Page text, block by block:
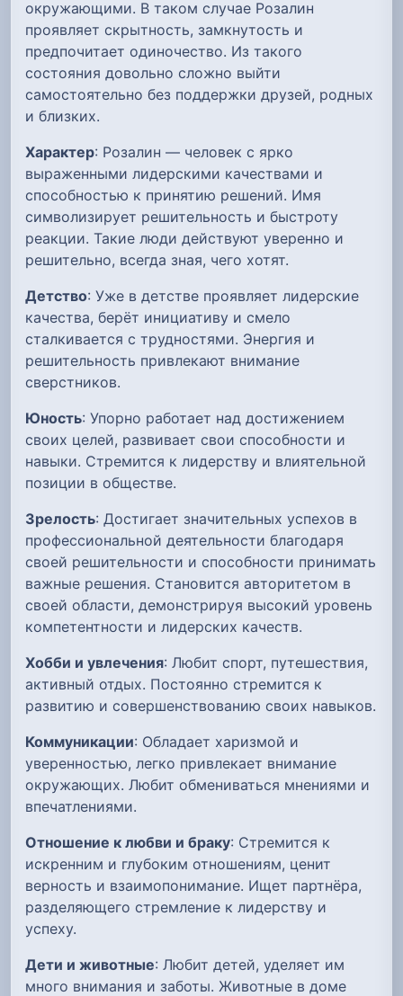
окружающими. В таком случае Розалин
проявляет скрытность, замкнутость и
предпочитает одиночество. Из такого
состояния довольно сложно выйти
самостоятельно без поддержки друзей, родных
и близких.
Характер: Розалин — человек с ярко
выраженными лидерскими качествами и
способностью к принятию решений. Имя
символизирует решительность и быстроту
реакции. Такие люди действуют уверенно и
решительно, всегда зная, чего хотят.
Детство: Уже в детстве проявляет лидерские
качества, берёт инициативу и смело
сталкивается с трудностями. Энергия и
решительность привлекают внимание
сверстников.
Юность: Упорно работает над достижением
своих целей, развивает свои способности и
навыки. Стремится к лидерству и влиятельной
позиции в обществе.
Зрелость: Достигает значительных успехов в
профессиональной деятельности благодаря
своей решительности и способности принимать
важные решения. Становится авторитетом в
своей области, демонстрируя высокий уровень
компетентности и лидерских качеств.
Хобби и увлечения: Любит спорт, путешествия,
активный отдых. Постоянно стремится к
развитию и совершенствованию своих навыков.
Коммуникации: Обладает харизмой и
уверенностью, легко привлекает внимание
окружающих. Любит обмениваться мнениями и
впечатлениями.
Отношение к любви и браку: Стремится к
искренним и глубоким отношениям, ценит
верность и взаимопонимание. Ищет партнёра,
разделяющего стремление к лидерству и
успеху.
Дети и животные: Любит детей, уделяет им
много внимания и заботы. Животные в доме